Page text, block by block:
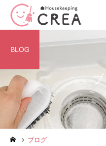
エアコンクリーニ
季節の行事
BLOG
ブログ